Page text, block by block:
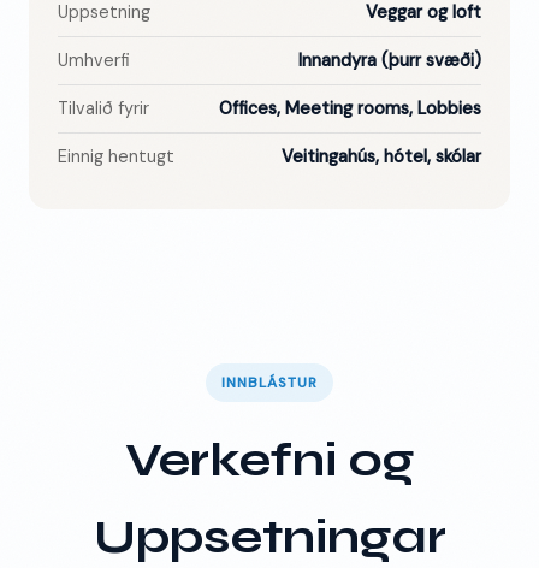
Uppsetning Veggar og loft
Umhverfi Innandyra (þurr svæði)
Tilvalið fyrir Offices, Meeting rooms, Lobbies
Einnig hentugt Veitingahús, hótel, skólar
INNBLÁSTUR
Verkefni og
Uppsetningar